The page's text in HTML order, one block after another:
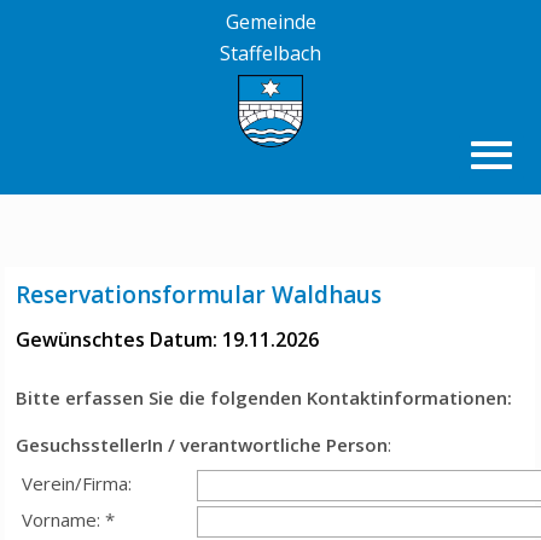
Gemeinde
Staffelbach
Reservationsformular Waldhaus
Gewünschtes Datum: 19.11.2026
Bitte erfassen Sie die folgenden Kontaktinformationen:
GesuchsstellerIn / verantwortliche Person:
Verein/Firma:
Vorname: *